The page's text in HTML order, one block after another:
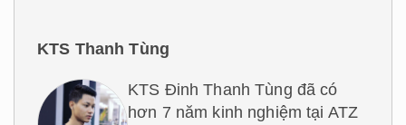
KTS Thanh Tùng
KTS Đinh Thanh Tùng đã có
hơn 7 năm kinh nghiệm tại ATZ